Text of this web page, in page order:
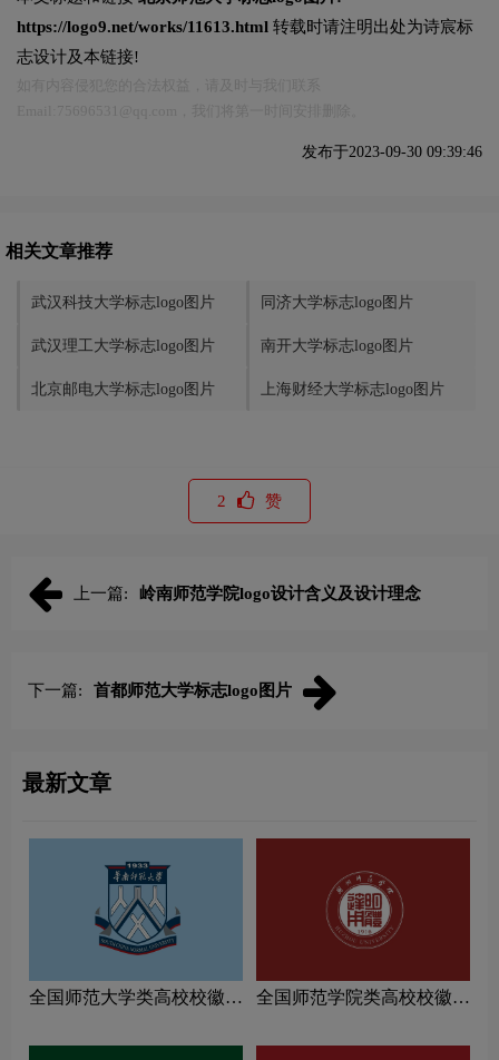
https://logo9.net/works/11613.html 转载时请注明出处为诗宸标
志设计及本链接!
发布于2023-09-30 09:39:46
相关文章推荐
武汉科技大学标志logo图片 同济大学标志logo图片
武汉理工大学标志logo图片 南开大学标志logo图片
北京邮电大学标志logo图片 上海财经大学标志logo图片
2 赞
上一篇: 岭南师范学院logo设计含义及设计理念
下一篇: 首都师范大学标志logo图片
最新文章
全国师范大学类高校校徽设
全国师范学院类高校校徽设